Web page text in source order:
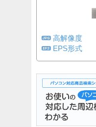
高解像度
EPS形式